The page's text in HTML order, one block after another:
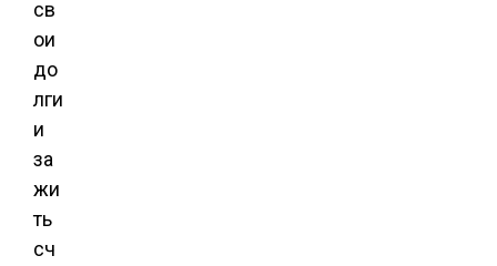
св
ои
до
лги
и
за
жи
ть
сч